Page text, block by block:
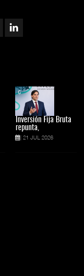
Inversión Fija Bruta
repunta,
21 JUL 2026